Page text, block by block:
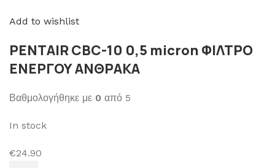
Add to wishlist
PENTAIR CBC-10 0,5 micron ΦΙΛΤΡΟ
ΕΝΕΡΓΟΥ ΑΝΘΡΑΚΑ
Βαθμολογήθηκε με 0 από 5
In stock
€24.90